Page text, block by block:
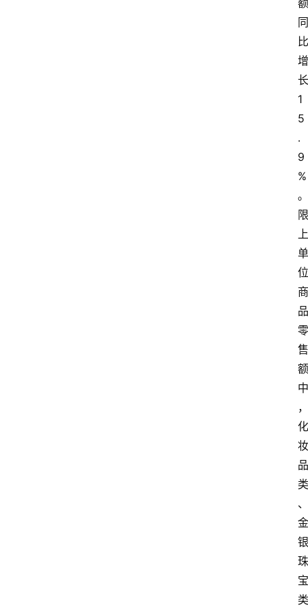
额
同
比
增
长
1
5
.
9
%
。
限
上
单
位
商
品
零
售
额
中
，
化
妆
品
类
、
金
银
珠
宝
类